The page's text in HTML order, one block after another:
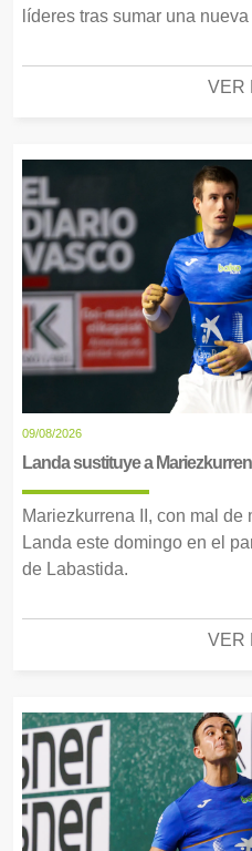
líderes tras sumar una
VER
09/08/2026
Landa sustituye a
Mariezkurrena II, con mal
Landa este domingo en el
de Labastida.
VER